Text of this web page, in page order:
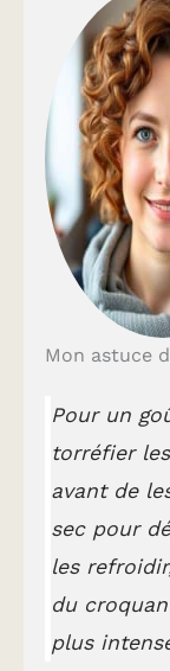
Mon astuce
Pour un
torréfier
avant de
sec pour
les
du
plus